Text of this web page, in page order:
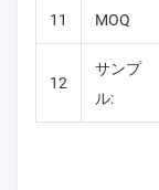
11 MOQ
12
サンプ
ル: